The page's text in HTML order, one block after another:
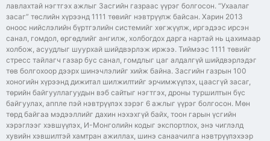
лавлахтай нэгтгэх ажлыг Засгийн газраас үүрэг болгосон. “Ухаалаг
засаг” төслийн хүрээнд 1111 төвийг нэвтрүүлж байсан. Харин 2013
оноос нийслэлийн бүртгэлийн системийг хөгжүүлж, иргэдээс ирсэн
санал, гомдол, өргөдлийг ангилж, холбогдох дарга нартай нь цахимаар
холбож, асуудлыг шуурхай шийдвэрлэж иржээ. Тиймээс 1111 төвийг
стресс тайлагч газар бус санал, гомдлыг цаг алдалгүй шийдвэрлэдэг
төв болгохоор дээрх шинэчлэлийг хийж байна. Засгийн газрын 100
хоногийн хүрээнд дижитал шилжилтийг эрчимжүүлэх, цаасгүй засаг,
төрийн байгууллагуудын вэб сайтыг нэгтгэх, дроны туршилтын бүс
байгуулах, аппле пэй нэвтрүүлэх зэрэг 6 ажлыг үүрэг болгосон. Мөн
төрд байгаа мэдээллийг дахин нэхэхгүй байх, тоон гарын үсгийн
хэрэглээг хэвшүүлэх, И-Монголийн кодыг экспортлох, энэ чиглэлд
хувийн хэвшилтэй хамтран ажиллах, шинэ санаачилга нэвтрүүлэхээр